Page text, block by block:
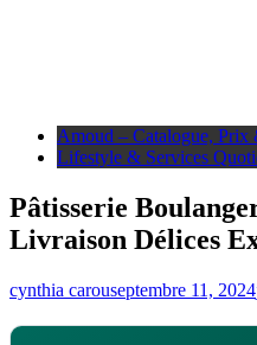
Amoud – Catalogue, Prix
Lifestyle & Services
Pâtisserie
Livraison Délices
cynthia carouseptembre 11, 2024